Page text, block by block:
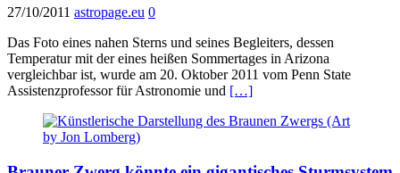
27/10/2011 astropage.eu 0
Das Foto eines nahen Sterns und seines Begleiters, dessen
Temperatur mit der eines heißen Sommertages in Arizona
vergleichbar ist, wurde am 20. Oktober 2011 vom Penn State
Assistenzprofessor für Astronomie und […]